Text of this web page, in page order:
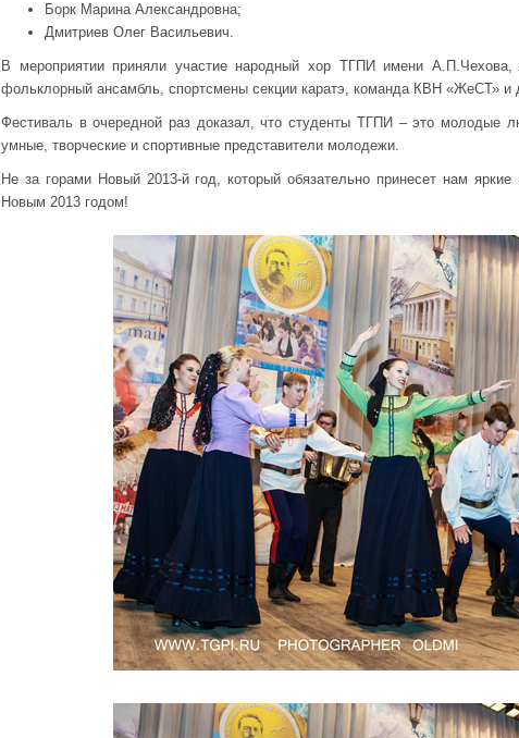
Борк Марина Александровна;
Дмитриев Олег Васильевич.
В мероприятии приняли участие народный хор ТГПИ имени А.П.Чехова,
фольклорный ансамбль, спортсмены секции каратэ, команда КВН «ЖеСТ» и
Фестиваль в очередной раз доказал, что студенты ТГПИ – это молодые
умные, творческие и спортивные представители молодежи.
Не за горами Новый 2013-й год, который обязательно принесет нам
Новым 2013 годом!